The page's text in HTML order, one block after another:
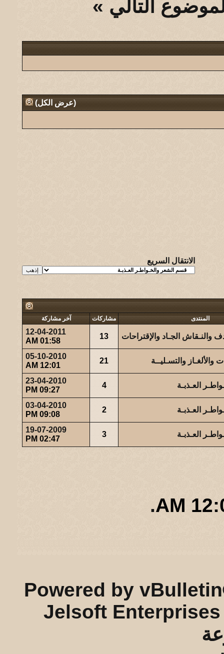
التالي »
(عرض الكل)
الانتقال السريع
المنتدى مشاركات آخر مشاركة
والنـقاش الجـاد والإقتراحات 13
12-04-2011
01:58 AM
والألغـاز والتسـليــة 21
05-10-2010
12:01 AM
العـذبـة 4
23-04-2010
09:27 PM
العـذبـة 2
03-04-2010
09:08 PM
العـذبـة 3
19-07-2009
02:47 PM
.
Powered by
Jelsoft